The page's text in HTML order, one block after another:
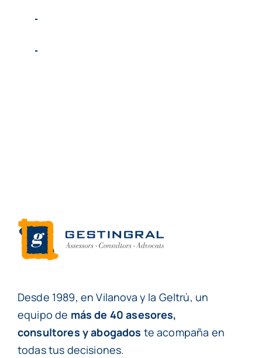
Desde 1989, en Vilanova y la Geltrú, un
equipo de más de 40 asesores,
consultores y abogados te acompaña en
todas tus decisiones.